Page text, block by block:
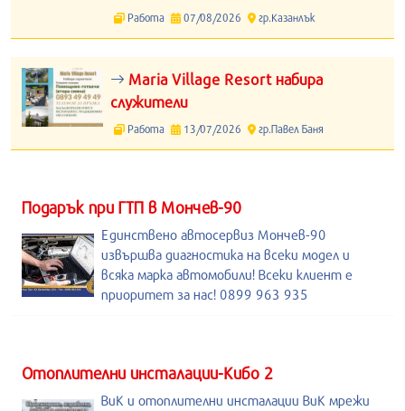
Работа 07/08/2026 гр.Казанлък
Maria Village Resort набира
служители
Работа 13/07/2026 гр.Павел Баня
Подарък при ГТП в Мончев-90
Единствено автосервиз Мончев-90
извършва диагностика на всеки модел и
всяка марка автомобили! Всеки клиент е
приоритет за нас! 0899 963 935
Отоплителни инсталации-Кибо 2
ВиК и отоплителни инсталации ВиК мрежи